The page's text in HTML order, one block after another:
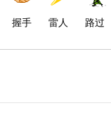
握手 雷人 路过